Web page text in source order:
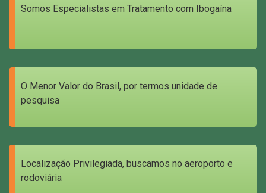
Somos Especialistas em Tratamento com Ibogaína
O Menor Valor do Brasil, por termos unidade de
pesquisa
Localização Privilegiada, buscamos no aeroporto e
rodoviária